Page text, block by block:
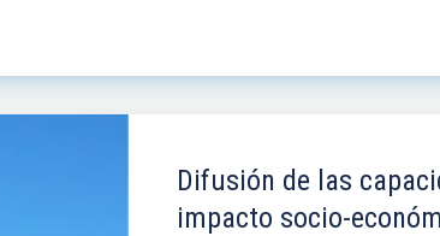
Difusión de las
impacto socio-